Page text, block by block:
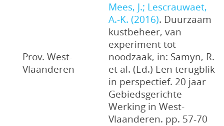
Prov. West-
Vlaanderen
Mees, J.; Lescrauwaet,
A.-K. (2016). Duurzaam
kustbeheer, van
experiment tot
noodzaak, in: Samyn, R.
et al. (Ed.) Een terugblik
in perspectief. 20 jaar
Gebiedsgerichte
Werking in West-
Vlaanderen. pp. 57-70